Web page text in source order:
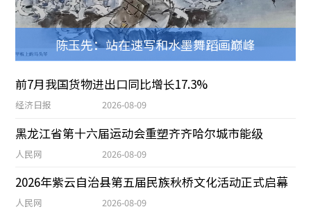
陈玉先：站在速写和水墨舞蹈画巅峰
前7月我国货物进出口同比增长17.3%
经济日报 2026-08-09
黑龙江省第十六届运动会重塑齐齐哈尔城市能级
人民网 2026-08-09
2026年紫云自治县第五届民族秋桥文化活动正式启幕
人民网 2026-08-09